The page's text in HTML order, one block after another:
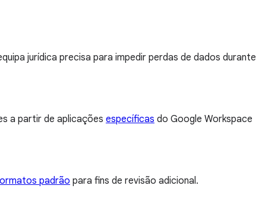
jurídica precisa para impedir perdas de dados durante
a partir de aplicações específicas do Google Workspace
padrão para fins de revisão adicional.